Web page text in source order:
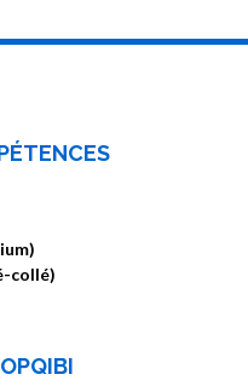
collé)